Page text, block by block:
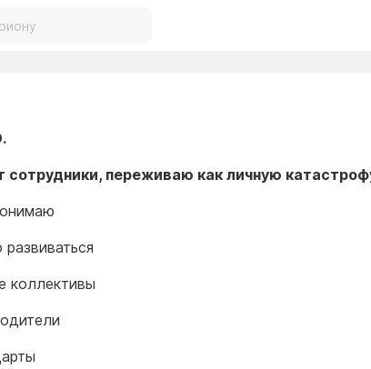
сотрудники, переживаю как личную
коллективы